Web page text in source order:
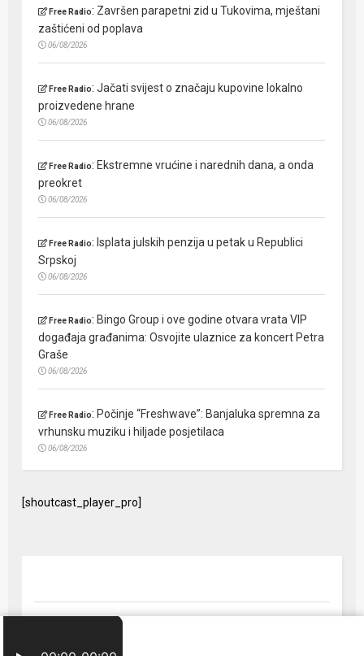
Free Radio: Završen parapetni zid u Tukovima, mještani
zaštićeni od poplava
06/08/2026
Free Radio:Jačati svijest o značaju kupovine lokalno
proizvedene hrane
06/08/2026
Free Radio: Ekstremne vrućine i narednih dana, a onda
preokret
06/08/2026
Free Radio: Isplata julskih penzija u petak u Republici
Srpskoj
06/08/2026
Free Radio: Bingo Group i ove godine otvara vrata VIP
događaja građanima: Osvojite ulaznice za koncert Petra
Graše
06/08/2026
Free Radio: Počinje “Freshwave”: Banjaluka spremna za
vrhunsku muziku i hiljade posjetilaca
06/08/2026
[shoutcast_player_pro]